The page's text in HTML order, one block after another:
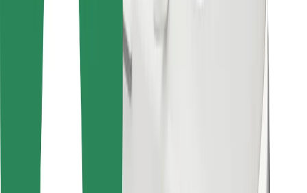
Felhasználási feltételek
Sütik
Biztonság
Pár perc alatt ott vagyunk érted!
Bolt alkalmazás letöltése
Találd meg kedvenc ételedet!
Bolt Food app letöltése